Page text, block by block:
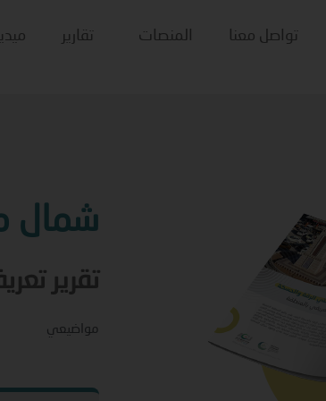
تواصل معنا المنصات تقارير
شمال
تقرير
مواضيعي